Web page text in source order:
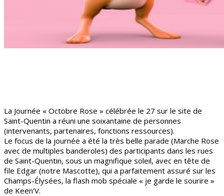
La Journée « Octobre Rose » célébrée le 27 sur le site de
Saint-Quentin a réuni une soixantaine de personnes
(intervenants, partenaires, fonctions ressources).
Le focus de la journée a été la très belle parade (Marche Rose
avec de multiples banderoles) des participants dans les rues
de Saint-Quentin, sous un magnifique soleil, avec en tête de
file Edgar (notre Mascotte), qui a parfaitement assuré sur les
Champs-Élysées, la flash mob spéciale « je garde le sourire »
de Keen’V.